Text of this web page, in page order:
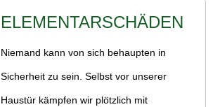
ELEMENTARSCHÄDEN
Niemand kann von sich behaupten in
Sicherheit zu sein. Selbst vor unserer
Haustür kämpfen wir plötzlich mit